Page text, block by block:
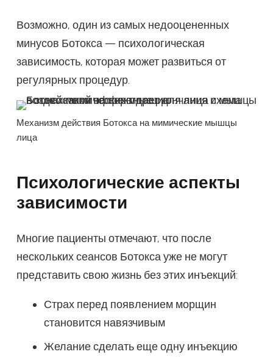
Возможно, один из самых недооцененных
минусов Ботокса — психологическая
зависимость, которая может развиться от
регулярных процедур.
Механизм действия Ботокса на мимические мышцы
лица
Психологические аспекты
зависимости
Многие пациенты отмечают, что после
нескольких сеансов Ботокса уже не могут
представить свою жизнь без этих инъекций:
Страх перед появлением морщин
становится навязчивым
Желание сделать еще одну инъекцию